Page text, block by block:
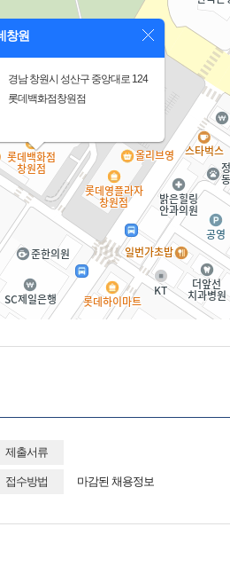
창원
경남 창원시 성산구 중앙대로 124
롯데백화점창원점
제출서류
접수방법 마감된 채용정보